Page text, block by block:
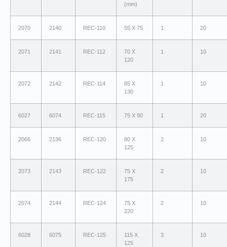
(mm)
2070 2140 REC-110 55 X 75 1 20
2071 2141 REC-112
70 X
120
1 10
2072 2142 REC-114
85 X
130
1 10
6027 6074 REC-115 75 X 90 1 20
2066 2136 REC-120
80 X
125
2 10
2073 2143 REC-122
75 X
175
2 10
2074 2144 REC-124
75 X
220
2 10
6028 6075 REC-125
115 X
125
3 10